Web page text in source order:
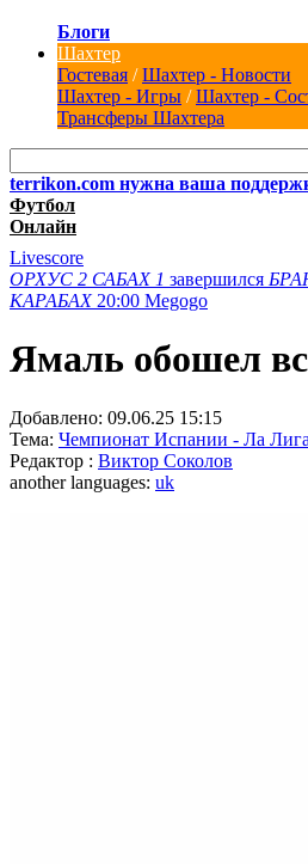
Блоги
Шахтер
Гостевая /Шахтер - Новости
Шахтер - Игры /Шахтер -
Трансферы Шахтера
terrikon.com нужна ваша
Футбол
Онлайн
Livescore
ОРХУС 2 САБАХ 1 завершился
КАРАБАХ 20:00 Megogo
Ямаль обошел
Добавлено: 09.06.25 15:15
Тема: Чемпионат Испании - Ла Лига
Редактор : Виктор Соколов
another languages: uk